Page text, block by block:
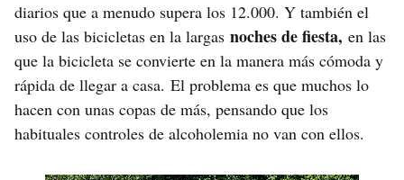
diarios que a menudo supera los 12.000. Y también el
uso de las bicicletas en la largas noches de fiesta, en las
que la bicicleta se convierte en la manera más cómoda y
rápida de llegar a casa. El problema es que muchos lo
hacen con unas copas de más, pensando que los
habituales controles de alcoholemia no van con ellos.